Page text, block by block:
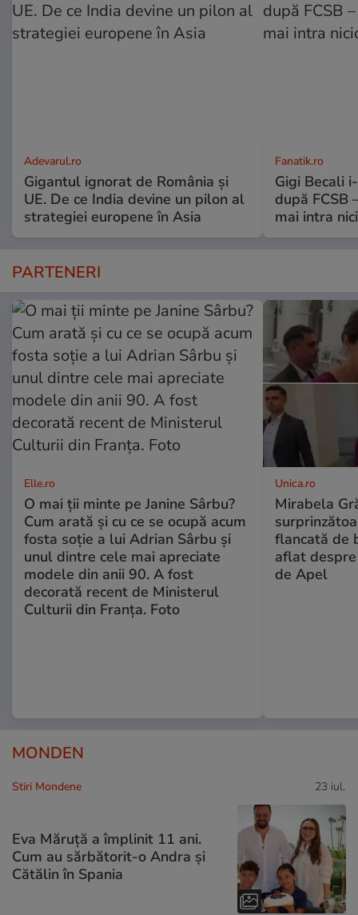
Adevarul.ro
Gigantul ignorat de România și
UE. De ce India devine un pilon al
strategiei europene în Asia
Fanatik.ro
Gigi Becali
după FCSB
mai intra
PARTENERI
Elle.ro
O mai ții minte pe Janine Sârbu?
Cum arată și cu ce se ocupă acum
fosta soție a lui Adrian Sârbu și
unul dintre cele mai apreciate
modele din anii 90. A fost
decorată recent de Ministerul
Culturii din Franța. Foto
Unica.ro
Mirabela
flancată de
aflat
de Apel
MONDEN
Stiri Mondene 23 iul.
Eva Măruță a împlinit 11 ani.
Cum au sărbătorit-o Andra și
Cătălin în Spania